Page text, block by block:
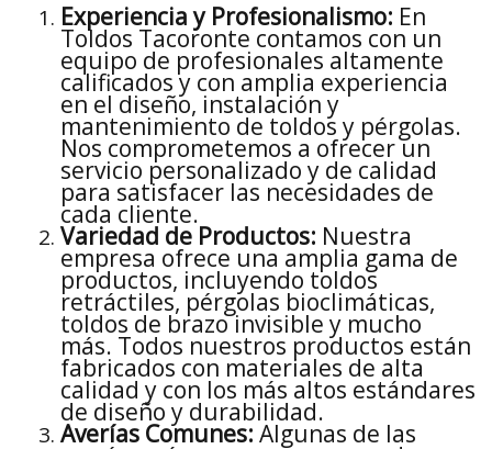
Experiencia y Profesionalismo: En
Toldos Tacoronte contamos con un
equipo de profesionales altamente
calificados y con amplia experiencia
en el diseño, instalación y
mantenimiento de toldos y pérgolas.
Nos comprometemos a ofrecer un
servicio personalizado y de calidad
para satisfacer las necesidades de
cada cliente.
Variedad de Productos: Nuestra
empresa ofrece una amplia gama de
productos, incluyendo toldos
retráctiles, pérgolas bioclimáticas,
toldos de brazo invisible y mucho
más. Todos nuestros productos están
fabricados con materiales de alta
calidad y con los más altos estándares
de diseño y durabilidad.
Averías Comunes: Algunas de las